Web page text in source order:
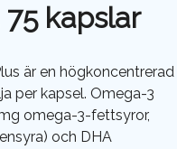
kapslar
är en högkoncentrerad
per kapsel. Omega-3
omega-3-fettsyror,
och DHA